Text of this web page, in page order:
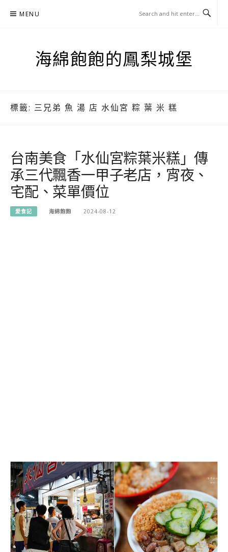
MENU
海綿飽飽的鳳梨城堡
標籤: 三兄弟 魚 湯 店 水仙宮 粽 葉 米 糕
台南美食「水仙宮粽葉米糕」傳
承三代飄香一甲子老店，宵夜、
宅配、菜單價位
愛食記 海綿飽飽 2024-08-12